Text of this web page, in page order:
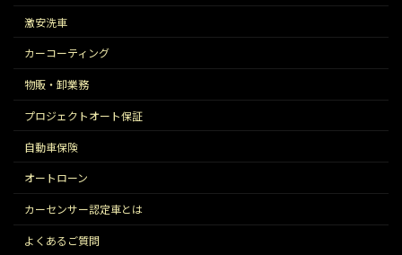
激安洗車
カーコーティング
物販・卸業務
プロジェクトオート保証
自動車保険
オートローン
カーセンサー認定車とは
よくあるご質問